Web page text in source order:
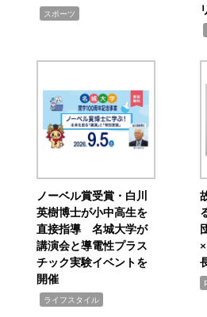
スポーツ
ノーベル賞受賞・白川
英樹博士が小中高生を
直接指導 名城大学が
講演会と導電性プラス
チック実験イベントを
開催
ライフスタイル